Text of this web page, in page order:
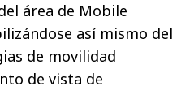
área de Mobile
así mismo del
de movilidad
de vista de